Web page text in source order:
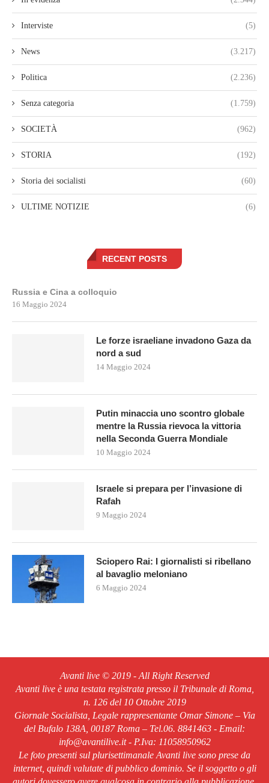
Interviste (5)
News (3.217)
Politica (2.236)
Senza categoria (1.759)
SOCIETÀ (962)
STORIA (192)
Storia dei socialisti (60)
ULTIME NOTIZIE (6)
RECENT POSTS
Russia e Cina a colloquio
16 Maggio 2024
Le forze israeliane invadono Gaza da
nord a sud
14 Maggio 2024
Putin minaccia uno scontro globale
mentre la Russia rievoca la vittoria
nella Seconda Guerra Mondiale
10 Maggio 2024
Israele si prepara per l’invasione di
Rafah
9 Maggio 2024
Sciopero Rai: I giornalisti si ribellano
al bavaglio meloniano
6 Maggio 2024
Avanti live © 2019 - All Right Reserved
Avanti live è una testata registrata presso il Tribunale di Roma,
n. 126 del 10 Ottobre 2019
Giornale Socialista, Legale rappresentante Omar Simone – Via
del Bufalo 138A, 00187 Roma – Tel.06. 8841463 - Email:
info@avantilive.it - P.Iva: 11058950962
Le foto presenti sul plurisettimanale Avanti live sono prese da
internet, quindi valutate di pubblico dominio. Se il soggetto o gli